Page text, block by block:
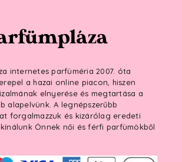
internetes parfüméria 2007. óta
a hazai online piacon, hiszen
elnyerése és megtartása a
alapelvünk. A legnépszerűbb
forgalmazzuk és kizárólag eredeti
Önnek női és férfi parfümökből